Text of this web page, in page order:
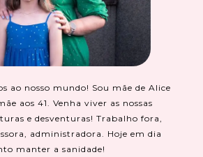
ao nosso mundo! Sou mãe de Alice
aos 41. Venha viver as nossas
e desventuras! Trabalho fora,
administradora. Hoje em dia
manter a sanidade!